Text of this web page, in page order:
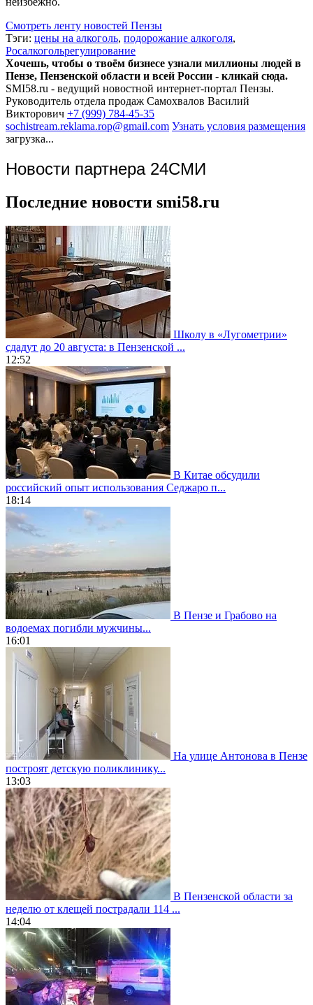
Смотреть ленту новостей Пензы
Тэги: цены на алкоголь, подорожание алкоголя,
Росалкогольрегулирование
Хочешь, чтобы о твоём бизнесе узнали миллионы людей в
Пензе, Пензенской области и всей России - кликай сюда.
SMI58.ru - ведущий новостной интернет-портал Пензы.
Руководитель отдела продаж Самохвалов Василий
Викторович +7 (999) 784-45-35
sochistream.reklama.rop@gmail.com Узнать условия размещения
загрузка...
Новости партнера 24СМИ
Последние новости smi58.ru
Школу в «Лугометрии»
сдадут до 20 августа: в Пензенской ...
12:52
В Китае обсудили
российский опыт использования Седжаро п...
18:14
В Пензе и Грабово на
водоемах погибли мужчины...
16:01
На улице Антонова в Пензе
построят детскую поликлинику...
13:03
В Пензенской области за
неделю от клещей пострадали 114 ...
14:04